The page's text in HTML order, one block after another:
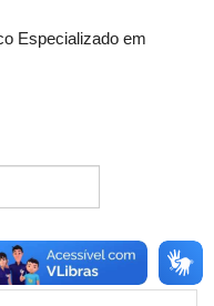
Especializado em